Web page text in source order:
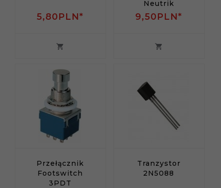
5,80PLN*
Neutrik
9,50PLN*
Przełącznik
Footswitch
3PDT
Tranzystor
2N5088